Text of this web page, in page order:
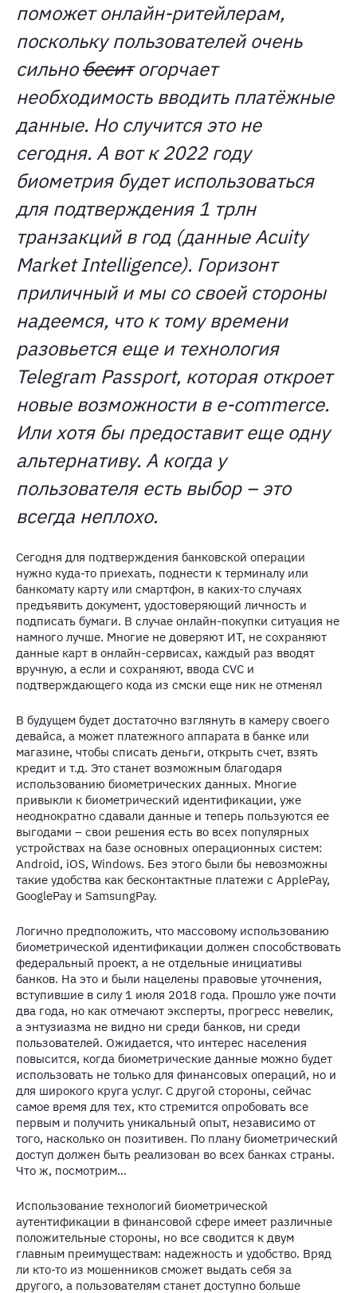
поможет онлайн-ритейлерам,
поскольку пользователей очень
сильнобеситогорчает
необходимость вводить платёжные
данные. Но случится это не
сегодня. А вот к 2022 году
биометрия будет использоваться
для подтверждения 1 трлн
транзакций в год (данные Acuity
Market Intelligence). Горизонт
приличный и мы со своей стороны
надеемся, что к тому времени
разовьется еще и технология
Telegram Passport, которая откроет
новые возможности в e-commerce.
Или хотя бы предоставит еще одну
альтернативу. А когда у
пользователя есть выбор – это
всегда неплохо.
Сегодня для подтверждения банковской операции
нужно куда-то приехать, поднести к терминалу или
банкомату карту или смартфон, в каких-то случаях
предъявить документ, удостоверяющий личность и
подписать бумаги. В случае онлайн-покупки ситуация не
намного лучше. Многие не доверяют ИТ, не сохраняют
данные карт в онлайн-сервисах, каждый раз вводят
вручную, а если и сохраняют, ввода CVC и
подтверждающего кода из смски еще ник не отменял
В будущем будет достаточно взглянуть в камеру своего
девайса, а может платежного аппарата в банке или
магазине, чтобы списать деньги, открыть счет, взять
кредит и т.д. Это станет возможным благодаря
использованию биометрических данных. Многие
привыкли к биометрический идентификации, уже
неоднократно сдавали данные и теперь пользуются ее
выгодами – свои решения есть во всех популярных
устройствах на базе основных операционных систем:
Android, iOS, Windows. Без этого были бы невозможны
такие удобства как бесконтактные платежи с ApplePay,
GooglePay и SamsungPay.
Логично предположить, что массовому использованию
биометрической идентификации должен способствовать
федеральный проект, а не отдельные инициативы
банков. На это и были нацелены правовые уточнения,
вступившие в силу 1 июля 2018 года. Прошло уже почти
два года, но как отмечают эксперты, прогресс невелик,
а энтузиазма не видно ни среди банков, ни среди
пользователей. Ожидается, что интерес населения
повысится, когда биометрические данные можно будет
использовать не только для финансовых операций, но и
для широкого круга услуг. С другой стороны, сейчас
самое время для тех, кто стремится опробовать все
первым и получить уникальный опыт, независимо от
того, насколько он позитивен. По плану биометрический
доступ должен быть реализован во всех банках страны.
Что ж, посмотрим…
Использование технологий биометрической
аутентификации в финансовой сфере имеет различные
положительные стороны, но все сводится к двум
главным преимуществам: надежность и удобство. Вряд
ли кто-то из мошенников сможет выдать себя за
другого, а пользователям станет доступно больше